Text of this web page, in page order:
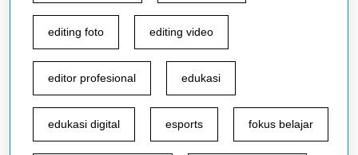
editing foto editing video
editor profesional edukasi
edukasi digital esports fokus belajar